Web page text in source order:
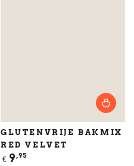
GLUTENVRIJE BAKMIX
RED VELVET
Normale
€ 9,95